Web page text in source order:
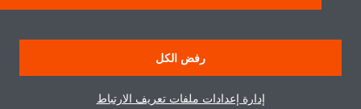
إشعار قانوني إشعار ملف تعريف الارتباط
سياسة خصوصية البيانات
أخلاقيات الشركة
رفض الكل
إدارة إعدادات ملفات تعريف الارتباط